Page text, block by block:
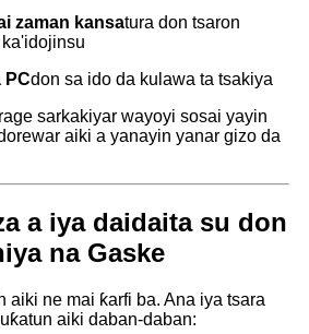
zaman kansatura don tsaron
PCdon sa ido da kulawa ta tsakiya
sarkakiyar wayoyi sosai yayin
aiki a yanayin yanar gizo da
a iya daidaita su don
na Gaske
aiki ne mai ƙarfi ba. Ana iya tsara
aiki daban-daban: